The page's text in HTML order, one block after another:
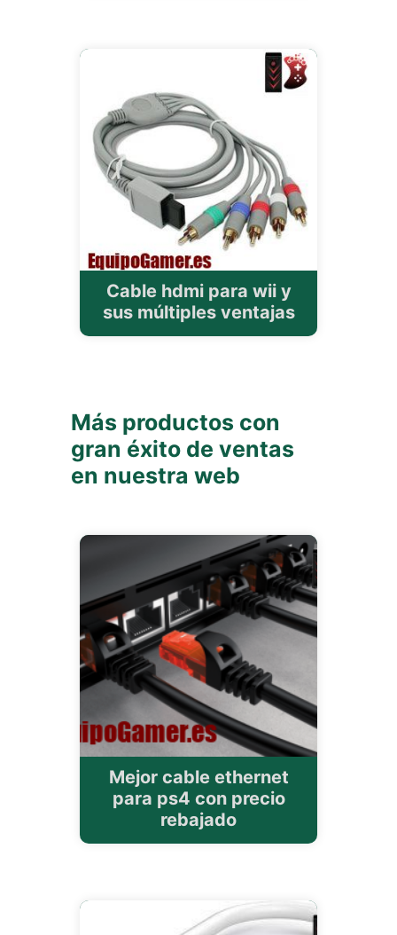
Cable hdmi para wii y
sus múltiples ventajas
Más productos con
gran éxito de ventas
en nuestra web
Mejor cable ethernet
para ps4 con precio
rebajado